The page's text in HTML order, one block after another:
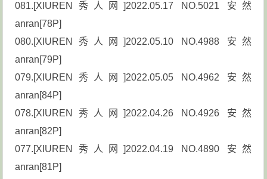
081.[XIUREN秀人网]2022.05.17 NO.5021 安然
anran[78P]
080.[XIUREN秀人网]2022.05.10 NO.4988 安然
anran[79P]
079.[XIUREN秀人网]2022.05.05 NO.4962 安然
anran[84P]
078.[XIUREN秀人网]2022.04.26 NO.4926 安然
anran[82P]
077.[XIUREN秀人网]2022.04.19 NO.4890 安然
anran[81P]